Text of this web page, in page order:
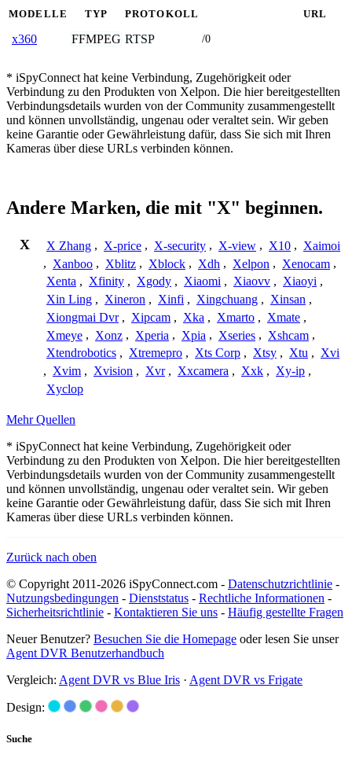
MODELLE TYP PROTOKOLL URL
x360 FFMPEG RTSP /0
* iSpyConnect hat keine Verbindung, Zugehörigkeit oder
Verbindung zu den Produkten von Xelpon. Die hier bereitgestellten
Verbindungsdetails wurden von der Community zusammengestellt
und können unvollständig, ungenau oder veraltet sein. Wir geben
keine Garantie oder Gewährleistung dafür, dass Sie sich mit Ihren
Kameras über diese URLs verbinden können.
Andere Marken, die mit "X" beginnen.
X X Zhang , X-price , X-security , X-view , X10 , Xaimoi
, Xanboo , Xblitz , Xblock , Xdh , Xelpon , Xenocam ,
Xenta , Xfinity , Xgody , Xiaomi , Xiaovv , Xiaoyi ,
Xin Ling , Xineron , Xinfi , Xingchuang , Xinsan ,
Xiongmai Dvr , Xipcam , Xka , Xmarto , Xmate ,
Xmeye , Xonz , Xperia , Xpia , Xseries , Xshcam ,
Xtendrobotics , Xtremepro , Xts Corp , Xtsy , Xtu , Xvi
, Xvim , Xvision , Xvr , Xxcamera , Xxk , Xy-ip ,
Xyclop
Mehr Quellen
* iSpyConnect hat keine Verbindung, Zugehörigkeit oder
Verbindung zu den Produkten von Xelpon. Die hier bereitgestellten
Verbindungsdetails wurden von der Community zusammengestellt
und können unvollständig, ungenau oder veraltet sein. Wir geben
keine Garantie oder Gewährleistung dafür, dass Sie sich mit Ihren
Kameras über diese URLs verbinden können.
Zurück nach oben
© Copyright 2011-2026 iSpyConnect.com - Datenschutzrichtlinie -
Nutzungsbedingungen - Dienststatus - Rechtliche Informationen -
Sicherheitsrichtlinie - Kontaktieren Sie uns - Häufig gestellte Fragen
Neuer Benutzer? Besuchen Sie die Homepage oder lesen Sie unser
Agent DVR Benutzerhandbuch
Vergleich: Agent DVR vs Blue Iris · Agent DVR vs Frigate
Design:
Suche